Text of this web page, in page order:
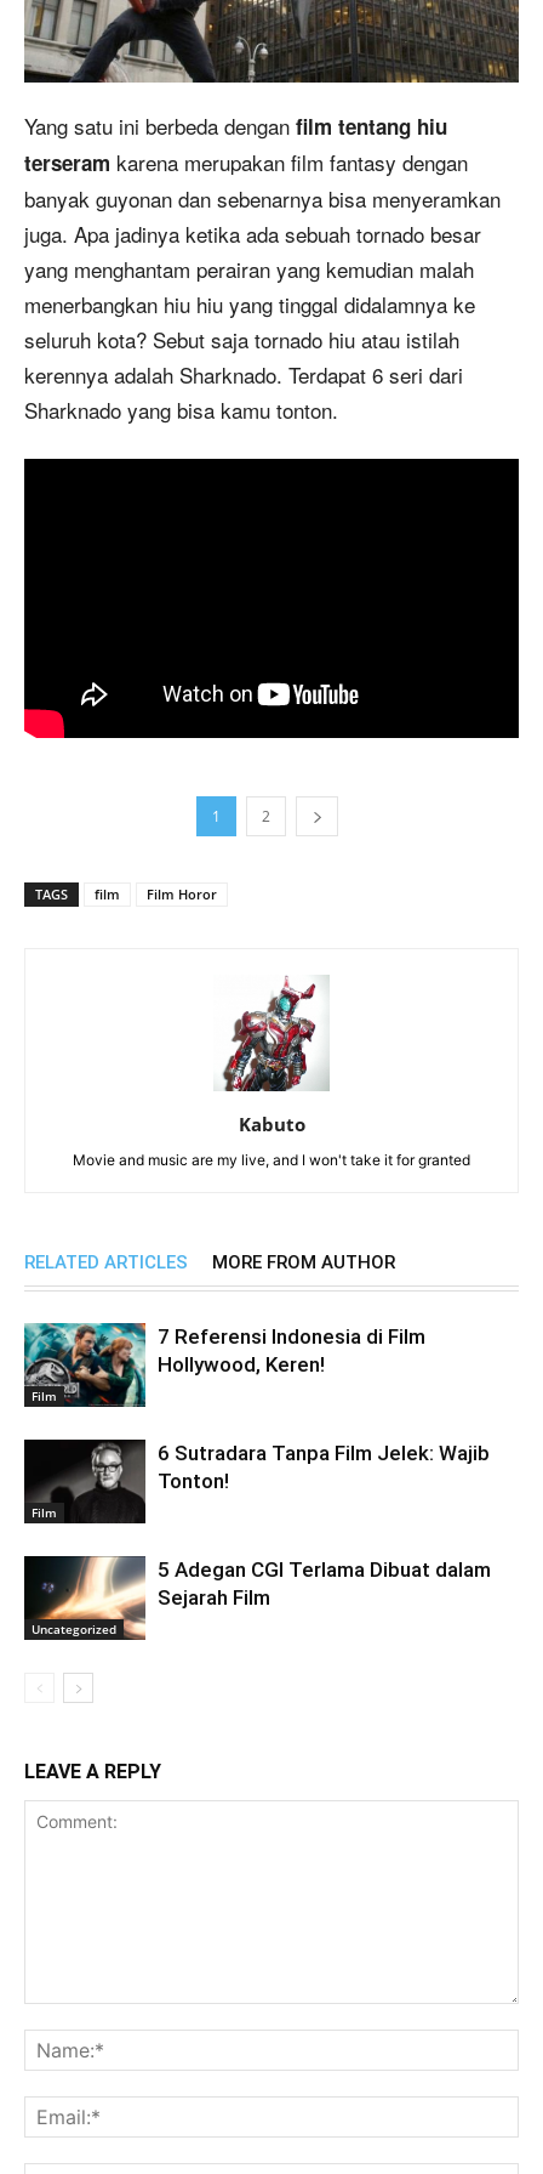
Yang satu ini berbeda dengan film tentang hiu
terseram karena merupakan film fantasy dengan
banyak guyonan dan sebenarnya bisa menyeramkan
juga. Apa jadinya ketika ada sebuah tornado besar
yang menghantam perairan yang kemudian malah
menerbangkan hiu hiu yang tinggal didalamnya ke
seluruh kota? Sebut saja tornado hiu atau istilah
kerennya adalah Sharknado. Terdapat 6 seri dari
Sharknado yang bisa kamu tonton.
1 2
TAGS film Film Horor
Kabuto
Movie and music are my live, and I won't take it for granted
RELATED ARTICLES MORE FROM AUTHOR
Film
7 Referensi Indonesia di Film
Hollywood, Keren!
Film
6 Sutradara Tanpa Film Jelek: Wajib
Tonton!
Uncategorized
5 Adegan CGI Terlama Dibuat dalam
Sejarah Film
LEAVE A REPLY